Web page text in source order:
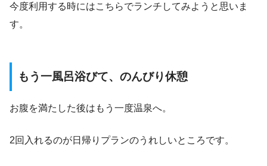
今度利用する時にはこちらでランチしてみようと思いま
す。
もう一風呂浴びて、のんびり休憩
お腹を満たした後はもう一度温泉へ。
2回入れるのが日帰りプランのうれしいところです。